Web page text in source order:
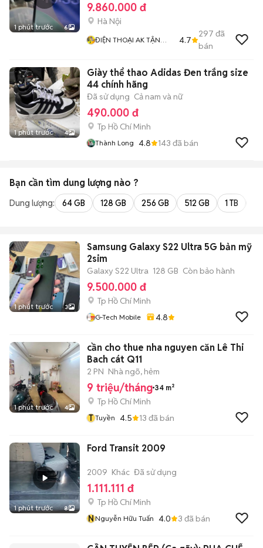
1 phút trước 6
9.860.000 đ
Hà Nội
ĐIỆN THOẠI AK TẬN
4.7
297 đã
bán
1 phút trước 4
Giày thể thao Adidas Đen trắng size
44 chính hãng
Đã sử dụng Cả nam và nữ
490.000 đ
Tp Hồ Chí Minh
Thành Long 4.8 143 đã bán
Bạn cần tìm dung lượng nào ?
Dung lượng: 64 GB 128 GB 256 GB 512 GB 1 TB
1 phút trước 3
Samsung Galaxy S22 Ultra 5G bản mỹ
2sim
Galaxy S22 Ultra 128 GB Còn bảo hành
9.500.000 đ
Tp Hồ Chí Minh
G-Tech Mobile 4.8
1 phút trước 4
cần cho thue nha nguyen căn Lê Thi
Bach cát Q11
2 PN Nhà ngõ, hẻm
9 triệu/tháng 34 m²
Tp Hồ Chí Minh
T Tuyền 4.5 13 đã bán
1 phút trước 8
Ford Transit 2009
2009 Khác Đã sử dụng
1.111.111 đ
Tp Hồ Chí Minh
NNguyễn Hữu Tuấn 4.0 3 đã bán